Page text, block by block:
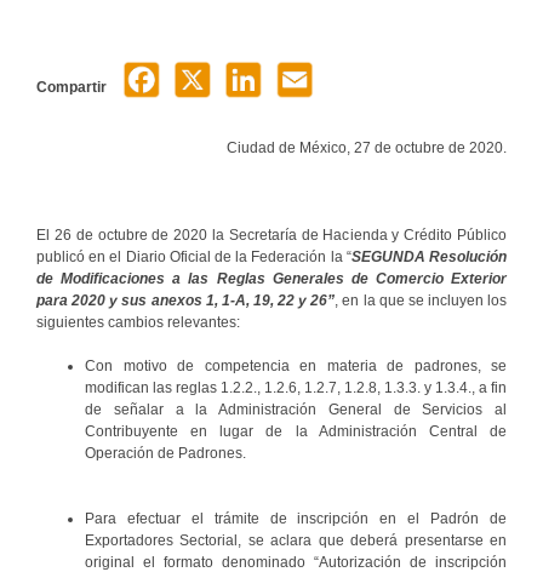
Compartir
Ciudad de México, 27 de octubre de 2020.
El 26 de octubre de 2020 la Secretaría de Hacienda y Crédito Público
publicó en el Diario Oficial de la Federación la “SEGUNDA Resolución
de Modificaciones a las Reglas Generales de Comercio Exterior
para 2020 y sus anexos 1, 1-A, 19, 22 y 26” , en la que se incluyen los
siguientes cambios relevantes:
Con motivo de competencia en materia de padrones, se
modifican las reglas 1.2.2., 1.2.6, 1.2.7, 1.2.8, 1.3.3. y 1.3.4., a fin
de señalar a la Administración General de Servicios al
Contribuyente en lugar de la Administración Central de
Operación de Padrones.
Para efectuar el trámite de inscripción en el Padrón de
Exportadores Sectorial, se aclara que deberá presentarse en
original el formato denominado “Autorización de inscripción